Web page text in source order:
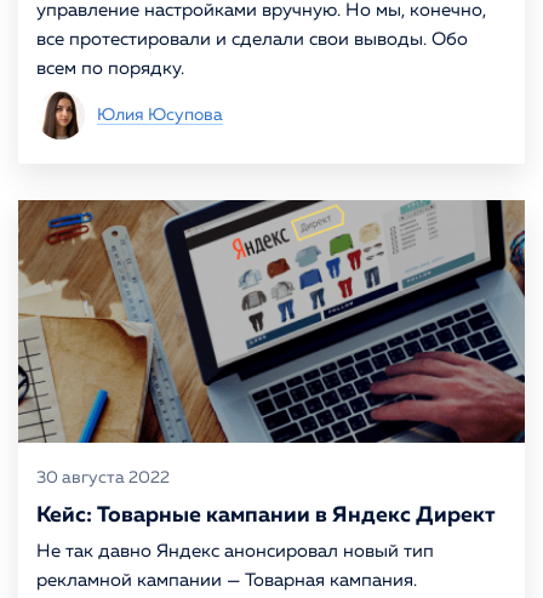
управление настройками вручную. Но мы, конечно,
все протестировали и сделали свои выводы. Обо
всем по порядку.
Юлия Юсупова
30 августа 2022
Кейс: Товарные кампании в Яндекс Директ
Не так давно Яндекс анонсировал новый тип
рекламной кампании — Товарная кампания.